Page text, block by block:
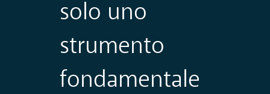
solo uno
strumento
fondamentale